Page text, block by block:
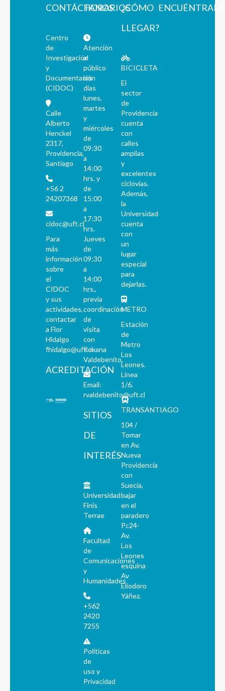
CONTÁCTANOS
Centro
de
Investigación
y
Documentación
(CIDOC)
Calle
Alberto
Henckel
2317,
Providencia,
Santiago
+56 2
24207368
cidoc@uft.cl
Para
más
información
sobre
el
CIDOC
y sus
actividades,
contactar
a Flor
Hidalgo
fhidalgo@uft.cl
ACREDITACIÓN
HORARIOS
Atención
al
público
los
días
lunes,
martes
y
miércoles
de
09:30
a
14:00
hrs. y
de
15:00
a
17:30
hrs.
Jueves
de
09:30
a
14:00
hrs.,
previa
coordinación
de
visita
con
Roxana
Valdebenito.
Email:
rvaldebenito@uft.cl
SITIOS
DE
INTERÉS
Universidad
Finis
Terrae
Facultad
de
Comunicaciones
y
Humanidades
+562
2420
7255
Políticas
de
uso y
Privacidad
¿CÓMO
LLEGAR?
BICICLETA
El
sector
de
Providencia
cuenta
con
calles
amplias
y
excelentes
ciclovías.
Además,
la
Universidad
cuenta
con
un
lugar
especial
para
dejarlas.
METRO
Estación
de
Metro
Los
Leones.
Línea
1/6.
TRANSANTIAGO
104 /
Tomar
en Av.
Nueva
Providencia
con
Suecia,
bajar
en el
paradero
Pc24-
Av.
Los
Leones
esquina
Av
Eliodoro
Yáñez.